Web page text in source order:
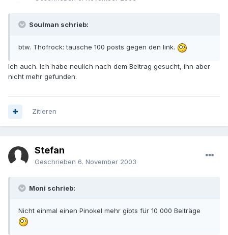
Soulman schrieb:
btw. Thofrock: tausche 100 posts gegen den link.
Ich auch. Ich habe neulich nach dem Beitrag gesucht, ihn aber
nicht mehr gefunden.
Zitieren
Stefan
Geschrieben 6. November 2003
Moni schrieb:
Nicht einmal einen Pinokel mehr gibts für 10 000 Beiträge